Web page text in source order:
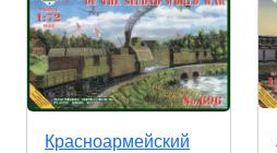
Красноармейский